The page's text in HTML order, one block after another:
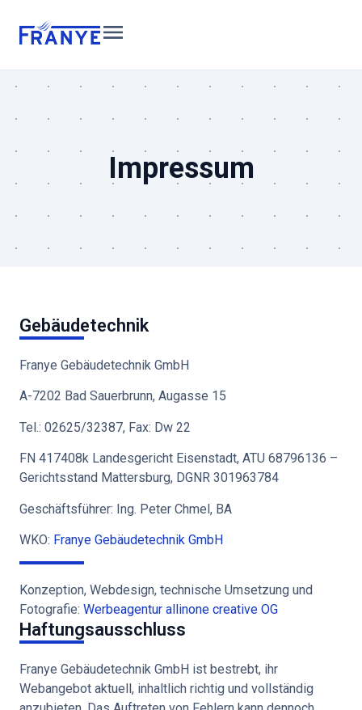
springen
Impressum
Gebäudetechnik
Franye Gebäudetechnik GmbH
A-7202 Bad Sauerbrunn, Augasse 15
Tel.: 02625/32387, Fax: Dw 22
FN 417408k Landesgericht Eisenstadt, ATU 68796136 –
Gerichtsstand Mattersburg, DGNR 301963784
Geschäftsführer: Ing. Peter Chmel, BA
WKO: Franye Gebäudetechnik GmbH
Konzeption, Webdesign, technische Umsetzung und
Fotografie: Werbeagentur allinone creative OG
Haftungsausschluss
Franye Gebäudetechnik GmbH ist bestrebt, ihr
Webangebot aktuell, inhaltlich richtig und vollständig